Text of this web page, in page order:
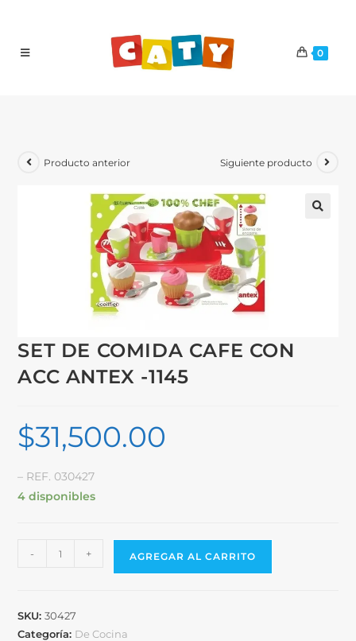
0
Producto anterior Siguiente producto
SET DE COMIDA CAFE CON
ACC ANTEX -1145
$31,500.00
– REF. 030427
4 disponibles
- + AGREGAR AL CARRITO
SKU:30427
Categoría: De Cocina